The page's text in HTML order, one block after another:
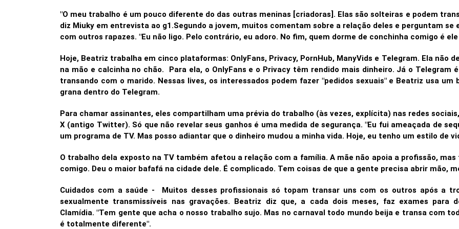
"O meu trabalho é um pouco diferente do das outras meninas [criadoras]. Elas são solteiras e podem
diz Miuky em entrevista ao g1.Segundo a jovem, muitos comentam sobre a relação deles e perguntam
com outros rapazes. "Eu não ligo. Pelo contrário, eu adoro. No fim, quem dorme de conchinha comigo é
Hoje, Beatriz trabalha em cinco plataformas: OnlyFans, Privacy, PornHub, ManyVids e Telegram. Ela não
na mão e calcinha no chão.
Para ela, o OnlyFans e o Privacy têm rendido mais dinheiro. Já o Telegram
transando com o marido. Nessas lives, os interessados podem fazer "pedidos sexuais" e Beatriz usa
grana dentro do Telegram.
Para chamar assinantes, eles compartilham uma prévia do trabalho (às vezes, explícita) nas redes
X (antigo Twitter). Só que não revelar seus ganhos é uma medida de segurança. "Eu fui ameaçada de
um programa de TV. Mas posso adiantar que o dinheiro mudou a minha vida. Hoje, eu tenho um estilo de
O trabalho dela exposto na TV também afetou a relação com a família. A mãe não apoia a profissão,
comigo. Deu o maior bafafá na cidade dele. É complicado. Tem coisas de que a gente precisa abrir mão,
Cuidados com a saúde - Muitos desses profissionais só topam transar uns com os outros após a
sexualmente transmissíveis nas gravações. Beatriz diz que, a cada dois meses, faz exames para
Clamídia."Tem gente que acha o nosso trabalho sujo. Mas no carnaval todo mundo beija e transa com
é totalmente diferente".